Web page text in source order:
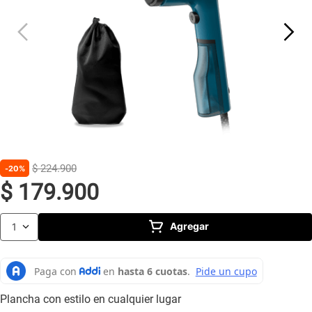
20% $ 224.900
$ 179.900
1 Agregar
Plancha con estilo en cualquier lugar